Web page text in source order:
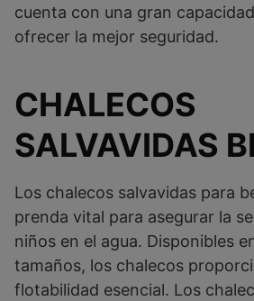
cuenta con una gran
ofrecer la mejor seguridad.
CHALECOS
SALVAVIDAS
Los chalecos salvavidas para
prenda vital para asegurar la
niños en el agua. Disponibles
tamaños, los chalecos
flotabilidad esencial. Los